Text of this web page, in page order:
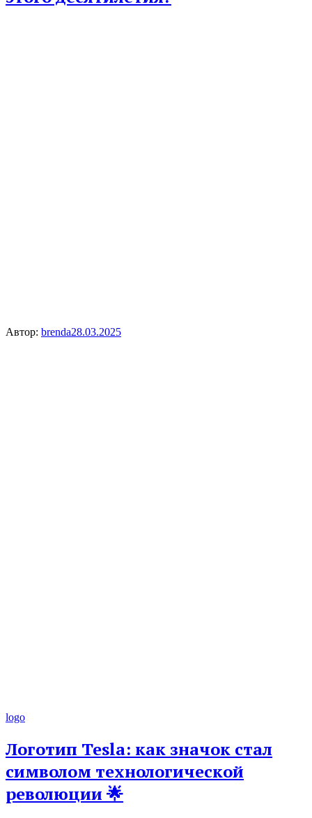
Автор: brenda28.03.2025
logo
Логотип Tesla: как значок стал
символом технологической
революции 🌟